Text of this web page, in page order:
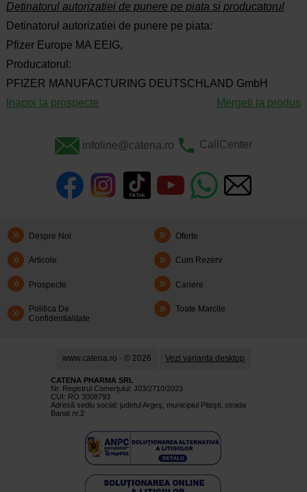
Detinatorul autorizatiei de punere pe piata si producatorul
Detinatorul autorizatiei de punere pe piata:
Pfizer Europe MA EEIG,
Producatorul:
PFIZER MANUFACTURING DEUTSCHLAND GmbH
Inapoi la prospecte
Mergeti la produs
infoline@catena.ro CallCenter
Despre Noi Oferte
Articole Cum Rezerv
Prospecte Cariere
Politica De
Confidentialitate
Toate Marcile
www.catena.ro - © 2026 Vezi varianta desktop
CATENA PHARMA SRL
Nr. Registrul Comerţului: J03/2710/2023
CUI: RO 3008793
Adresă sediu social: judetul Argeş, municipiul Piteşti, strada
Banat nr.2